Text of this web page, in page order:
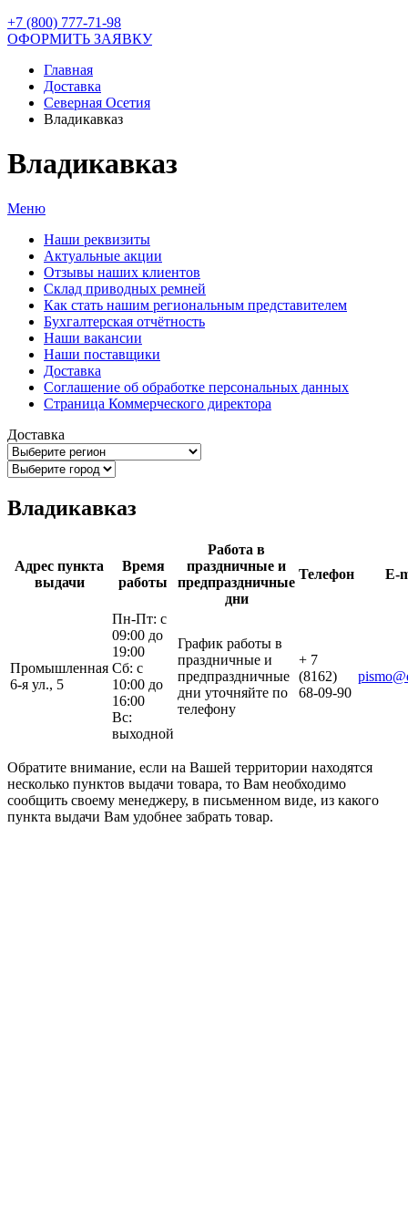
+7 (800) 777-71-98
ОФОРМИТЬ ЗАЯВКУ
Главная
Доставка
Северная Осетия
Владикавказ
Владикавказ
Меню
Наши реквизиты
Актуальные акции
Отзывы наших клиентов
Склад приводных ремней
Как стать нашим региональным представителем
Бухгалтерская отчётность
Наши вакансии
Наши поставщики
Доставка
Соглашение об обработке персональных данных
Страница Коммерческого директора
Доставка
Владикавказ
Адрес пункта
выдачи
Время
работы
Работа в
праздничные и
предпраздничные
дни
Телефон E-
Промышленная
6-я ул., 5
Пн-Пт: с
09:00 до
19:00
Сб: с
10:00 до
16:00
Вс:
выходной
График работы в
праздничные и
предпраздничные
дни уточняйте по
телефону
+ 7
(8162)
68-09-90
Обратите внимание, если на Вашей территории находятся
несколько пунктов выдачи товара, то Вам необходимо
сообщить своему менеджеру, в письменном виде, из какого
пункта выдачи Вам удобнее забрать товар.